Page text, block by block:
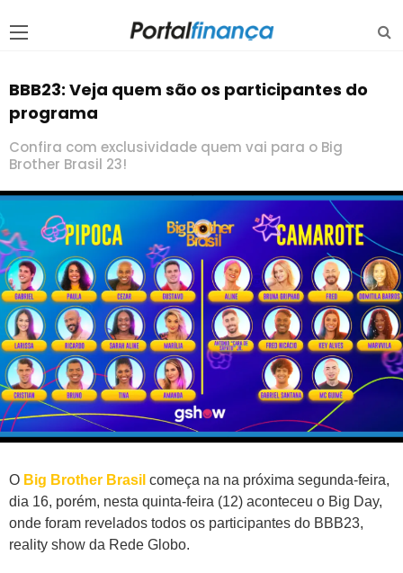
BBB23: Veja quem são os participantes do
programa
Confira com exclusividade quem vai para o Big
Brother Brasil 23!
O Big Brother Brasil começa na na próxima segunda-feira,
dia 16, porém, nesta quinta-feira (12) aconteceu o Big Day,
onde foram revelados todos os participantes do BBB23,
reality show da Rede Globo.